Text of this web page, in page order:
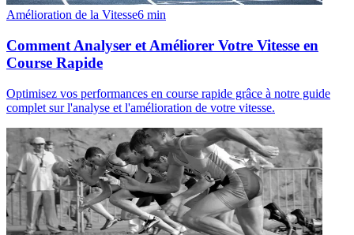
Amélioration de la Vitesse6 min
Comment Analyser et Améliorer Votre Vitesse en
Course Rapide
Optimisez vos performances en course rapide grâce à notre guide
complet sur l'analyse et l'amélioration de votre vitesse.